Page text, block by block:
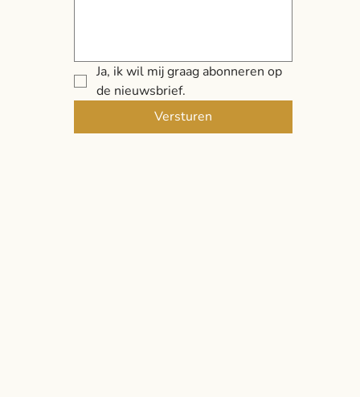
Ja, ik wil mij graag abonneren op
de nieuwsbrief.
Versturen